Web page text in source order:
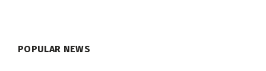
POPULAR NEWS